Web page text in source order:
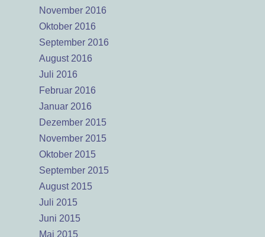
November 2016
Oktober 2016
September 2016
August 2016
Juli 2016
Februar 2016
Januar 2016
Dezember 2015
November 2015
Oktober 2015
September 2015
August 2015
Juli 2015
Juni 2015
Mai 2015